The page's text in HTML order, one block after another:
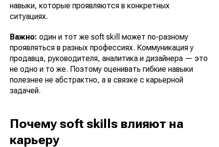
навыки, которые проявляются в конкретных
ситуациях.
Важно: один и тот же soft skill может по-разному
проявляться в разных профессиях. Коммуникация у
продавца, руководителя, аналитика и дизайнера — это
не одно и то же. Поэтому оценивать гибкие навыки
полезнее не абстрактно, а в связке с карьерной
задачей.
Почему soft skills влияют на
карьеру